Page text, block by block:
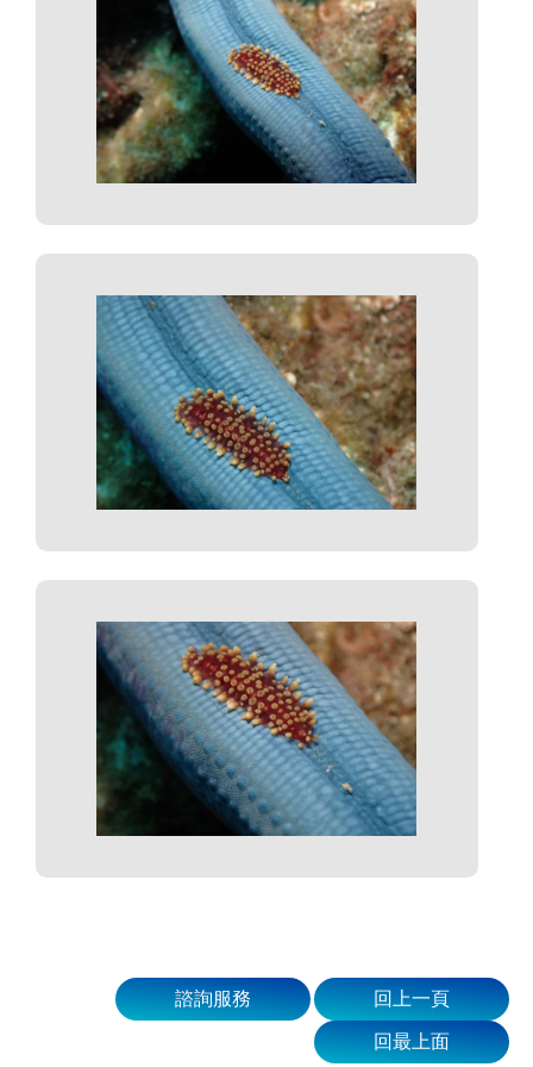
諮詢服務 回上一頁
回最上面